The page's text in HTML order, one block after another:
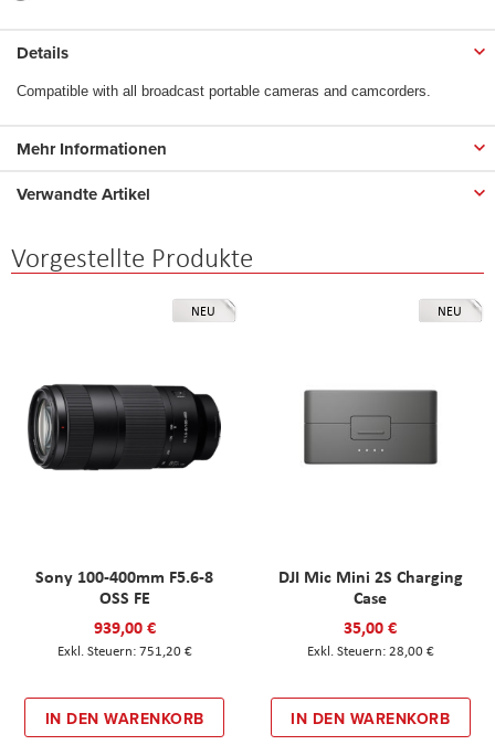
Details
Compatible with all broadcast portable cameras and camcorders.
Mehr Informationen
Verwandte Artikel
Vorgestellte Produkte
NEU
Sony 100-400mm F5.6-8
OSS FE
939,00 €
751,20 €
IN DEN WARENKORB
NEU
DJI Mic Mini 2S Charging
Case
35,00 €
28,00 €
IN DEN WARENKORB